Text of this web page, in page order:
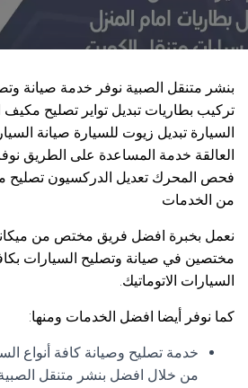
بنشر متنقل الصبية نوفر خدمة صيانة
تركيب بطاريات تبديل تواير تصليح
السيارة تبديل زيوت للسيارة صيانة
العالقة خدمة المساعدة على الطريق
فحص المحرك تعديل الدركسيون تصليح
من الخدمات
نعمل بخبرة افضل فريق مختص من
مختصين في صيانة وتصليح السيارات
السيارات الاتوماتيك.
كما نوفر أيضا افضل الخدمات ومنها:
خدمة تصليح وصيانة كافة أنواع
من خلال افضل بنشر متنقل